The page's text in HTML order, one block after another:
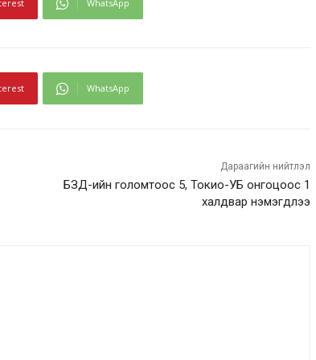
WhatsApp
WhatsApp
Дараагийн нийтлэл
БЗД-ийн голомтоос 5, Токио-УБ онгоцоос 1
халдвар нэмэгдлээ